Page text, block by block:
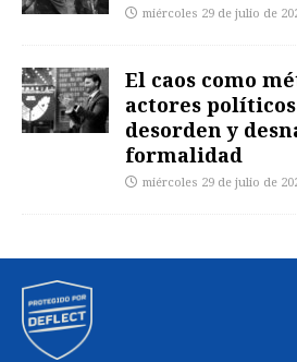
miércoles 29 de julio de
El caos como
actores
desorden y
formalidad
miércoles 29 de julio de